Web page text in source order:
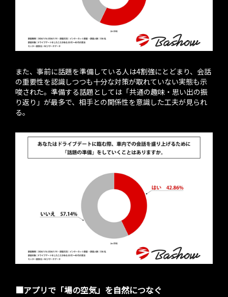
また、事前に話題を準備している人は4割強にとどまり、会話
の重要性を認識しつつも十分な対策が取れていない実態も示
唆された。準備する話題としては「共通の趣味・思い出の振
り返り」が最多で、相手との関係性を意識した工夫が見られ
る。
■アプリで「場の空気」を自然につなぐ